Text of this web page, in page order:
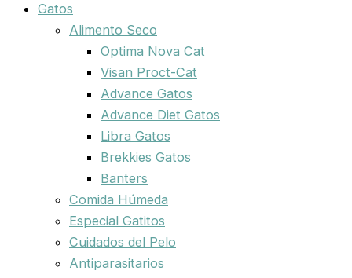
Gatos
Alimento Seco
Optima Nova Cat
Visan Proct-Cat
Advance Gatos
Advance Diet Gatos
Libra Gatos
Brekkies Gatos
Banters
Comida Húmeda
Especial Gatitos
Cuidados del Pelo
Antiparasitarios